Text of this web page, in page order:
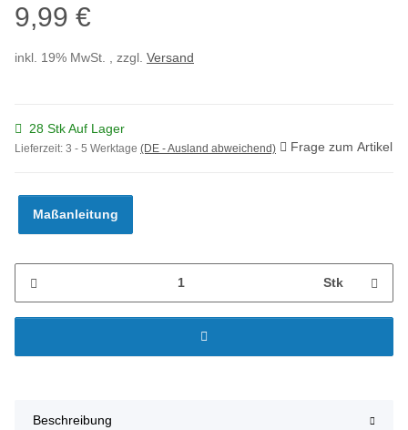
9,99 €
inkl. 19% MwSt. , zzgl. Versand
28 Stk Auf Lager
Lieferzeit: 3 - 5 Werktage (DE - Ausland abweichend) Frage zum Artikel
Maßanleitung
Stk
Beschreibung